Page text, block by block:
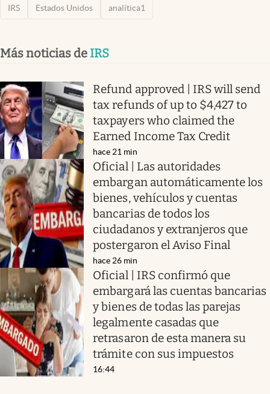
IRS Estados Unidos analítica1
Más noticias de IRS
Refund approved | IRS will send
tax refunds of up to $4,427 to
taxpayers who claimed the
Earned Income Tax Credit
hace 21 min
Oficial | Las autoridades
embargan automáticamente los
bienes, vehículos y cuentas
bancarias de todos los
ciudadanos y extranjeros que
postergaron el Aviso Final
hace 26 min
Oficial | IRS confirmó que
embargará las cuentas bancarias
y bienes de todas las parejas
legalmente casadas que
retrasaron de esta manera su
trámite con sus impuestos
16:44